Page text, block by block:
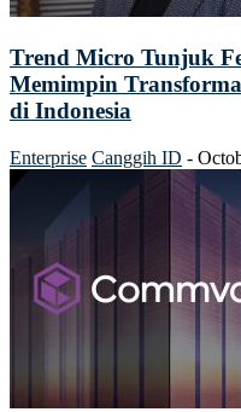
Trend Micro Tunjuk
Memimpin
di Indonesia
Enterprise Canggih ID -